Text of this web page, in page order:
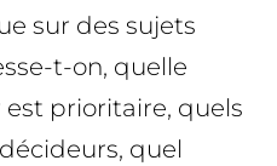
sur des sujets
t-on, quelle
prioritaire, quels
quel